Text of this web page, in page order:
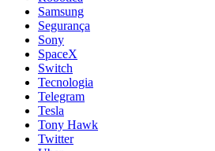
Samsung
Segurança
Sony
SpaceX
Switch
Tecnologia
Telegram
Tesla
Tony Hawk
Twitter